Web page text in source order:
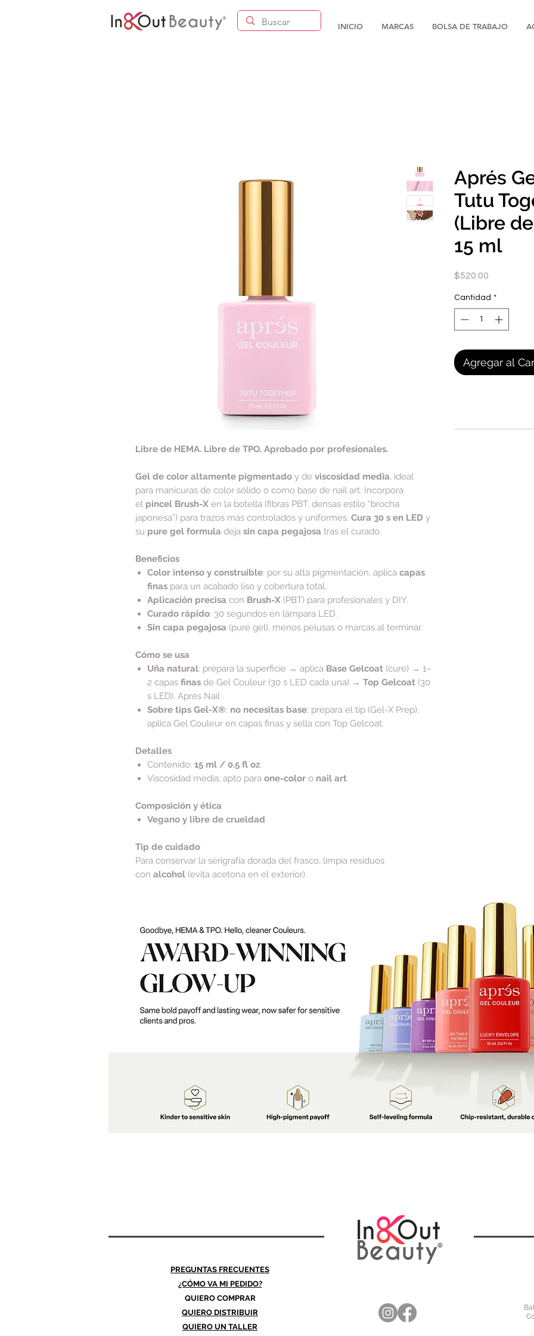
INICIO MARCAS BOLSA DE TRABAJO
Libre de HEMA. Libre de TPO. Aprobado por profesionales.
Gel de color altamente pigmentado y de viscosidad media, ideal
para manicuras de color sólido o como base de nail art. Incorpora
el pincel Brush-X en la botella (fibras PBT, densas estilo “brocha
japonesa”) para trazos más controlados y uniformes. Cura 30 s en LED y
su pure gel formula deja sin capa pegajosa tras el curado.
Beneficios
Color intenso y construible: por su alta pigmentación, aplica capas
finas para un acabado liso y cobertura total.
Aplicación precisa con Brush-X (PBT) para profesionales y DIY.
Curado rápido: 30 segundos en lámpara LED.
Sin capa pegajosa (pure gel), menos pelusas o marcas al terminar.
Cómo se usa
Uña natural: prepara la superficie → aplica Base Gelcoat (cure) → 1–
2 capas finas de Gel Couleur (30 s LED cada una) → Top Gelcoat (30
s LED). Aprés Nail
Sobre tips Gel-X®: no necesitas base; prepara el tip (Gel-X Prep),
aplica Gel Couleur en capas finas y sella con Top Gelcoat.
Detalles
Contenido: 15 ml / 0.5 fl oz.
Viscosidad media; apto para one-color o nail art.
Composición y ética
Vegano y libre de crueldad
Tip de cuidado
Para conservar la serigrafía dorada del frasco, limpia residuos
con alcohol (evita acetona en el exterior).
Aprés
Tutu
(Libre
15 ml
$520.00
Cantidad *
Agregar al
PREGUNTAS FRECUENTES
¿CÓMO VA MI PEDIDO?
QUIERO COMPRAR
QUIERO DISTRIBUIR
QUIERO UN TALLER